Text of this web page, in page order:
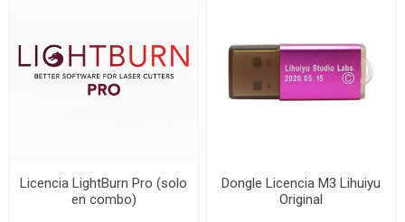
Licencia LightBurn Pro (solo
en combo)
Dongle Licencia M3 Lihuiyu
Original